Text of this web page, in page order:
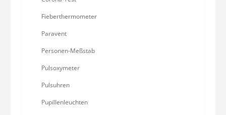
Fieberthermometer
Paravent
Personen-Meßstab
Pulsoxymeter
Pulsuhren
Pupillenleuchten